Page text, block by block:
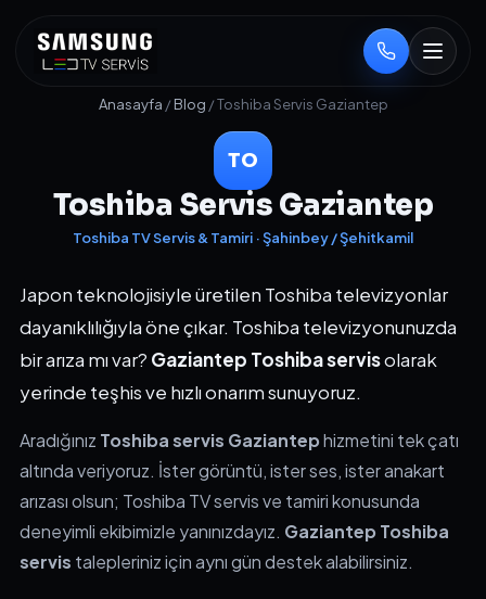
Anasayfa /Blog / Toshiba Servis Gaziantep
TO
Toshiba Servis Gaziantep
Toshiba TV Servis & Tamiri · Şahinbey / Şehitkamil
Japon teknolojisiyle üretilen Toshiba televizyonlar
dayanıklılığıyla öne çıkar. Toshiba televizyonunuzda
bir arıza mı var? Gaziantep Toshiba servisolarak
yerinde teşhis ve hızlı onarım sunuyoruz.
Aradığınız Toshiba servis Gaziantephizmetini tek çatı
altında veriyoruz. İster görüntü, ister ses, ister anakart
arızası olsun; Toshiba TV servis ve tamiri konusunda
deneyimli ekibimizle yanınızdayız. Gaziantep Toshiba
servis talepleriniz için aynı gün destek alabilirsiniz.